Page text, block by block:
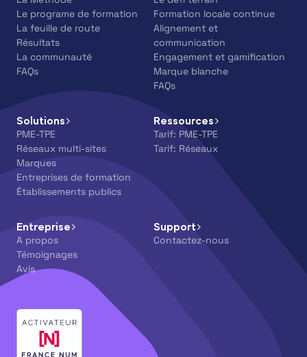
Le programe de formation
La feuille de route
Résultats
La communauté
FAQs
Formation locale continue
Alignement et
communication
Engagement et gamification
Marque blanche
FAQs
Solutions
PME-TPE
Réseaux multi-sites
Marques
Entreprises de formation
Établissements publics
Ressources
Tarif: PME-TPE
Tarif: Réseaux
Entreprise
A propos
Témoignages
Avis
Support
Contactez-nous